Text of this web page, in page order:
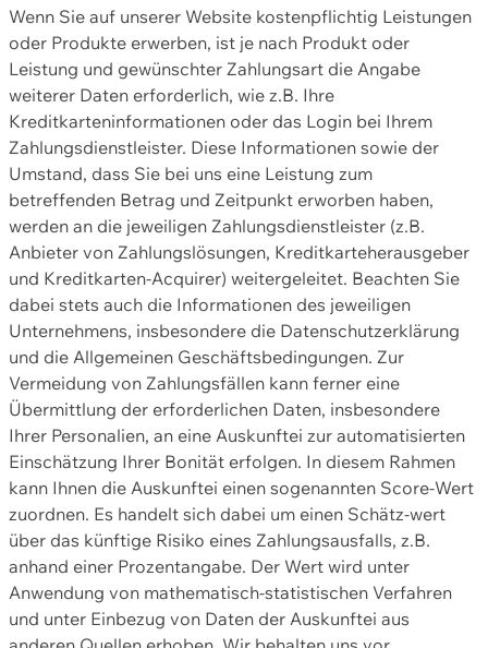
Wenn Sie auf unserer Website kostenpflichtig Leistungen
oder Produkte erwerben, ist je nach Produkt oder
Leistung und gewünschter Zahlungsart die Angabe
weiterer Daten erforderlich, wie z.B. Ihre
Kreditkarteninformationen oder das Login bei Ihrem
Zahlungsdienstleister. Diese Informationen sowie der
Umstand, dass Sie bei uns eine Leistung zum
betreffenden Betrag und Zeitpunkt erworben haben,
werden an die jeweiligen Zahlungsdienstleister (z.B.
Anbieter von Zahlungslösungen, Kreditkarteherausgeber
und Kreditkarten-Acquirer) weitergeleitet. Beachten Sie
dabei stets auch die Informationen des jeweiligen
Unternehmens, insbesondere die Datenschutzerklärung
und die Allgemeinen Geschäftsbedingungen. Zur
Vermeidung von Zahlungsfällen kann ferner eine
Übermittlung der erforderlichen Daten, insbesondere
Ihrer Personalien, an eine Auskunftei zur automatisierten
Einschätzung Ihrer Bonität erfolgen. In diesem Rahmen
kann Ihnen die Auskunftei einen sogenannten Score-Wert
zuordnen. Es handelt sich dabei um einen Schätz-wert
über das künftige Risiko eines Zahlungsausfalls, z.B.
anhand einer Prozentangabe. Der Wert wird unter
Anwendung von mathematisch-statistischen Verfahren
und unter Einbezug von Daten der Auskunftei aus